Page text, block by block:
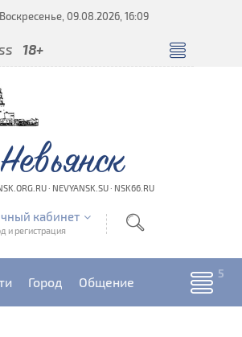
09.08.2026, 16:09
18+
Невьянск
· NEVYANSK.SU · NSK66.RU
кабинет
и регистрация
Город Общение